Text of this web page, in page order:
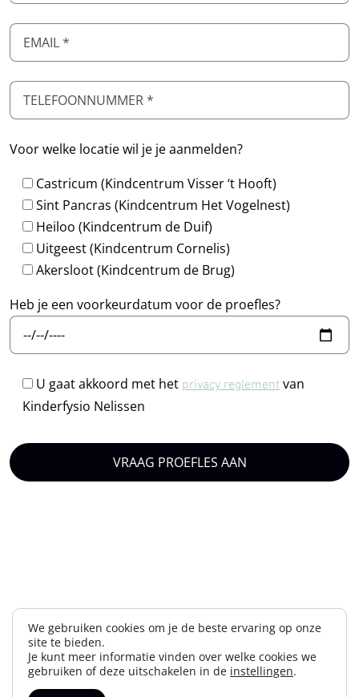
Voor welke locatie wil je je aanmelden?
Castricum (Kindcentrum Visser ‘t Hooft)
Sint Pancras (Kindcentrum Het Vogelnest)
Heiloo (Kindcentrum de Duif)
Uitgeest (Kindcentrum Cornelis)
Akersloot (Kindcentrum de Brug)
Heb je een voorkeurdatum voor de proefles?
U gaat akkoord met het privacy reglement van
Kinderfysio Nelissen
We gebruiken cookies om je de beste ervaring op onze
site te bieden.
Je kunt meer informatie vinden over welke cookies we
gebruiken of deze uitschakelen in de instellingen.